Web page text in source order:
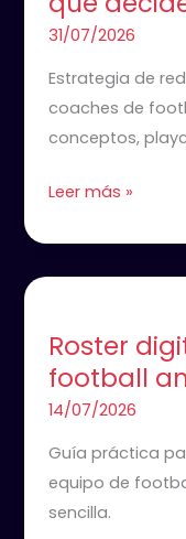
31/07/2026
Estrategia de
coaches de
conceptos,
Cómo
deciden
Leer más »
Roster
football
14/07/2026
Guía práctica
equipo de
sencilla.
para
equipos
de
americano